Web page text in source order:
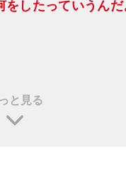
したっていうんだ
と見る